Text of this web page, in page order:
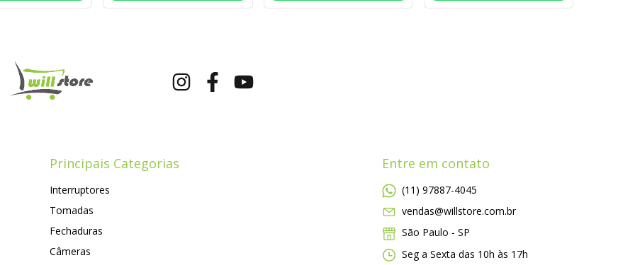
Principais Categorias
Interruptores
Tomadas
Fechaduras
Câmeras
Entre em contato
(11) 97887-4045
vendas@willstore.com.br
São Paulo - SP
Seg a Sexta das 10h às 17h